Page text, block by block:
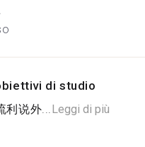
di studio
利说外...Leggi di più